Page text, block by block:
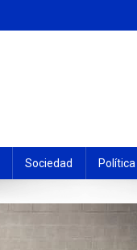
Sociedad Política